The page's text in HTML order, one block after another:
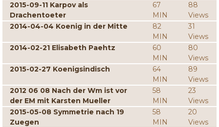
2015-09-11 Karpov als
Drachentoeter
67
MIN
88
Views
2014-04-04 Koenig in der Mitte
82
MIN
31
Views
2014-02-21 Elisabeth Paehtz
60
MIN
80
Views
2015-02-27 Koenigsindisch
64
MIN
89
Views
2012 06 08 Nach der Wm ist vor
der EM mit Karsten Mueller
58
MIN
23
Views
2015-05-08 Symmetrie nach 19
Zuegen
58
MIN
20
Views